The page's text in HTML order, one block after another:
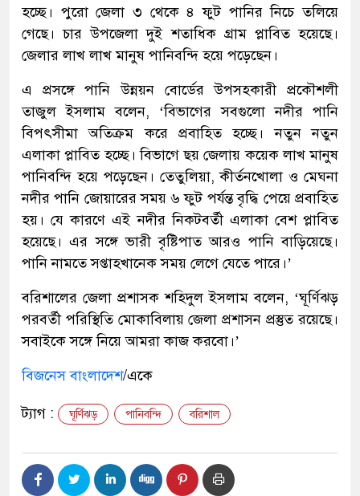
হচ্ছে। পুরো জেলা ৩ থেকে ৪ ফুট পানির নিচে তলিয়ে
গেছে। চার উপজেলা দুই শতাধিক গ্রাম প্লাবিত হয়েছে।
জেলার লাখ লাখ মানুষ পানিবন্দি হয়ে পড়েছেন।
এ প্রসঙ্গে পানি উন্নয়ন বোর্ডের উপসহকারী প্রকৌশলী
তাজুল ইসলাম বলেন, ‘বিভাগের সবগুলো নদীর পানি
বিপৎসীমা অতিক্রম করে প্রবাহিত হচ্ছে। নতুন নতুন
এলাকা প্লাবিত হচ্ছে। বিভাগে ছয় জেলায় কয়েক লাখ মানুষ
পানিবন্দি হয়ে পড়েছেন। তেতুলিয়া, কীর্তনখোলা ও মেঘনা
নদীর পানি জোয়ারের সময় ৬ ফুট পর্যন্ত বৃদ্ধি পেয়ে প্রবাহিত
হয়। যে কারণে এই নদীর নিকটবর্তী এলাকা বেশ প্লাবিত
হয়েছে। এর সঙ্গে ভারী বৃষ্টিপাত আরও পানি বাড়িয়েছে।
পানি নামতে সপ্তাহখানেক সময় লেগে যেতে পারে।’
বরিশালের জেলা প্রশাসক শহিদুল ইসলাম বলেন, ‘ঘূর্ণিঝড়
পরবর্তী পরিস্থিতি মোকাবিলায় জেলা প্রশাসন প্রস্তুত রয়েছে।
সবাইকে সঙ্গে নিয়ে আমরা কাজ করবো।’
বিজনেস বাংলাদেশ/একে
ট্যাগ : ঘূর্ণিঝড় পানিবন্দি বরিশাল